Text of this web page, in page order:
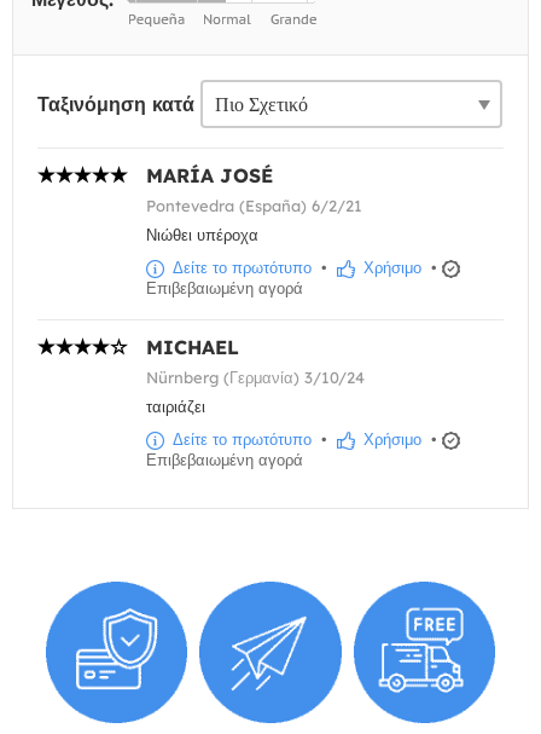
Ταξινόμηση κατά
MARÍA JOSÉ
Pontevedra (España) 6/2/21
Νιώθει υπέροχα
Δείτε το πρωτότυπο • Χρήσιμο •
Επιβεβαιωμένη αγορά
MICHAEL
Nürnberg (Γερμανία) 3/10/24
ταιριάζει
Δείτε το πρωτότυπο • Χρήσιμο •
Επιβεβαιωμένη αγορά